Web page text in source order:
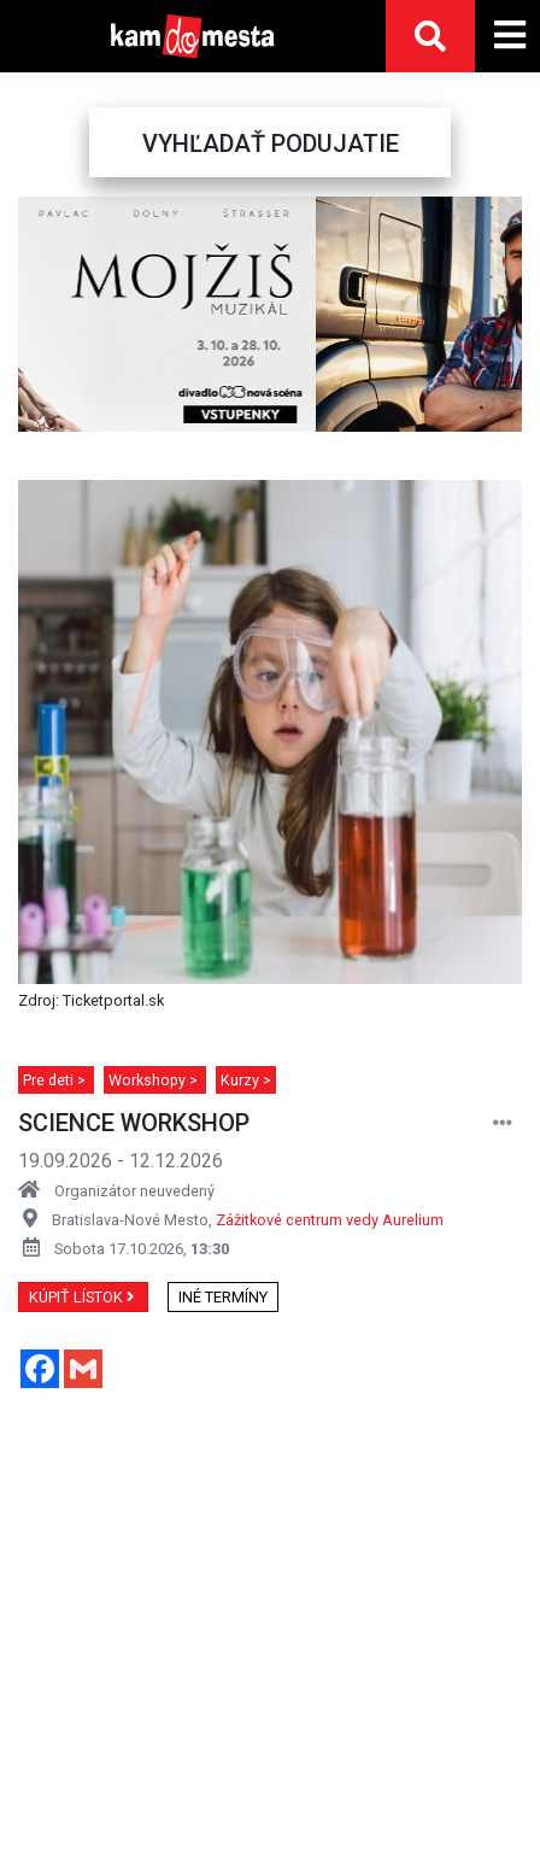
VYHĽADAŤ PODUJATIE
Next
Zdroj: Ticketportal.sk
Pre deti > Workshopy > Kurzy >
SCIENCE WORKSHOP
19.09.2026 - 12.12.2026
Organizátor neuvedený
Bratislava-Nové Mesto, Zážitkové centrum vedy Aurelium
Sobota 17.10.2026, 13:30
KÚPIŤ LÍSTOK INÉ TERMÍNY
Facebook